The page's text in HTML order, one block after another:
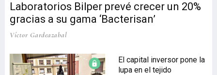
Laboratorios Bilper prevé crecer un 20%
gracias a su gama ‘Bacterisan’
Víctor Gardeazabal
El capital inversor pone la
lupa en el tejido